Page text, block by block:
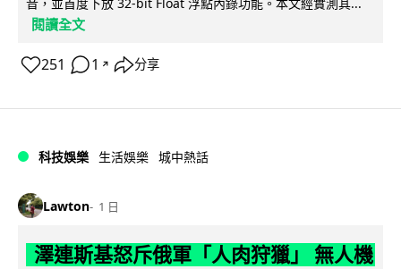
閱讀全文
251 1 ↗ 分享
科技娛樂 生活娛樂 城中熱話
Lawton 1 日
澤連斯基怒斥俄軍「人肉狩獵」 無人機